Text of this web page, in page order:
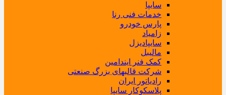
سایپا
خدمات فنی رنا
پارس خودرو
زامیاد
سایپادیزل
مالیبل
کمک فنر ایندامین
شرکت قالبهای بزرگ صنعتی
رادیاتور ایران
پلاسکوکار سایپا